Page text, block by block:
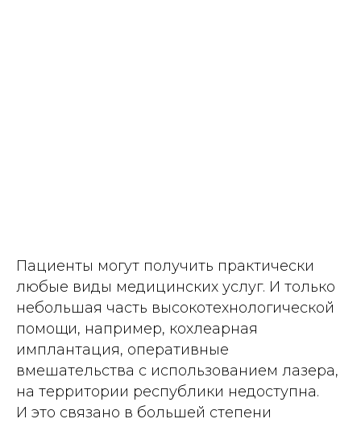
Пациенты могут получить практически
любые виды медицинских услуг. И только
небольшая часть высокотехнологической
помощи, например, кохлеарная
имплантация, оперативные
вмешательства с использованием лазера,
на территории республики недоступна.
И это связано в большей степени